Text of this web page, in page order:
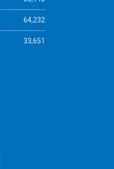
64,232
33,651